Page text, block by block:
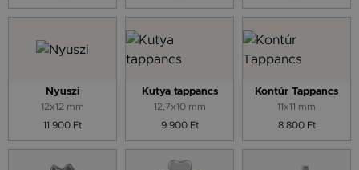
Nyuszi
12x12 mm
11 900 Ft
Kutya tappancs
12,7x10 mm
9 900 Ft
Kontúr Tappancs
11x11 mm
8 800 Ft